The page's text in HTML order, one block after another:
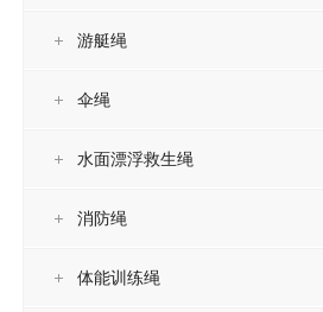
游艇绳
伞绳
水面漂浮救生绳
消防绳
体能训练绳